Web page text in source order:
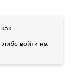
либо войти на